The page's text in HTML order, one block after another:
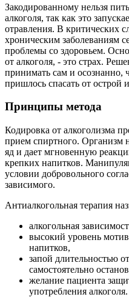
Закодированному нельзя
алкоголя, так как это
отравления. В критических
хроническим заболеваниям
проблемы со здоровьем.
от алкоголя, - это страх.
принимать сам и осознанно,
пришлось спасать от острой
Принципы метода
Кодировка от алкоголизма
прием спиртного. Организм
яд и дает мгновенную
крепких напитков.
условии добровольного
зависимого.
Антиалкогольная терапия
алкогольная
высокий уровень
напитков,
запой длительностью
самостоятельно
желание пациента
употребления алкоголя.